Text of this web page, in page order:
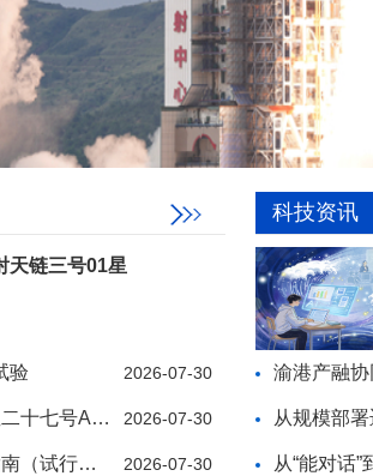
天链三号01星
验 2026-07-30
我国成功发射通信技术试验卫星二十七号A/B星 2026-07-30
《眼镜制配计量监督检查工作指南（试行）》发布 2026-07-30
科技资讯
从规模部